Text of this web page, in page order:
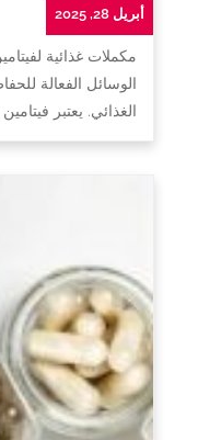
أبريل 28, 2025
مكملات غذائية
الوسائل الفعالة
الغذائي. يعتبر